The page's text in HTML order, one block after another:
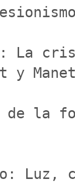
La
y
la